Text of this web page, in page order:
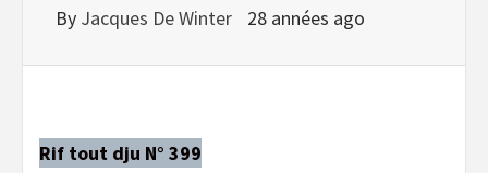
By Jacques De Winter 28 années ago
Rif tout dju N° 399